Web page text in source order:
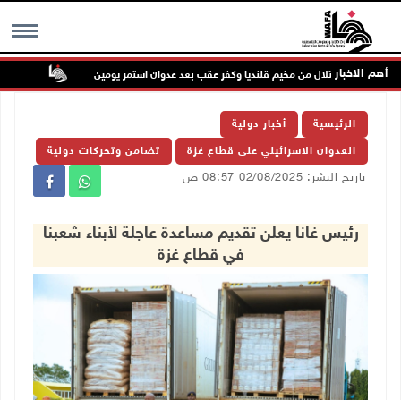
MENU أهم الاخبار
الاحتلال من مخيم قلنديا وكفر عقب بعد عدوان استمر يومين
الرئيسية أخبار دولية
العدوان الاسرائيلي على قطاع غزة تضامن وتحركات دولية
تاريخ النشر: 02/08/2025 08:57 ص
رئيس غانا يعلن تقديم مساعدة عاجلة لأبناء شعبنا
في قطاع غزة